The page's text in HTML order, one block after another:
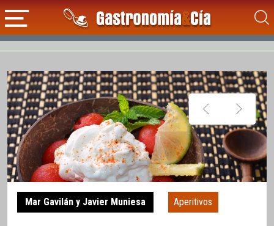
Mar Gavilán y Javier Muniesa Aperitivos